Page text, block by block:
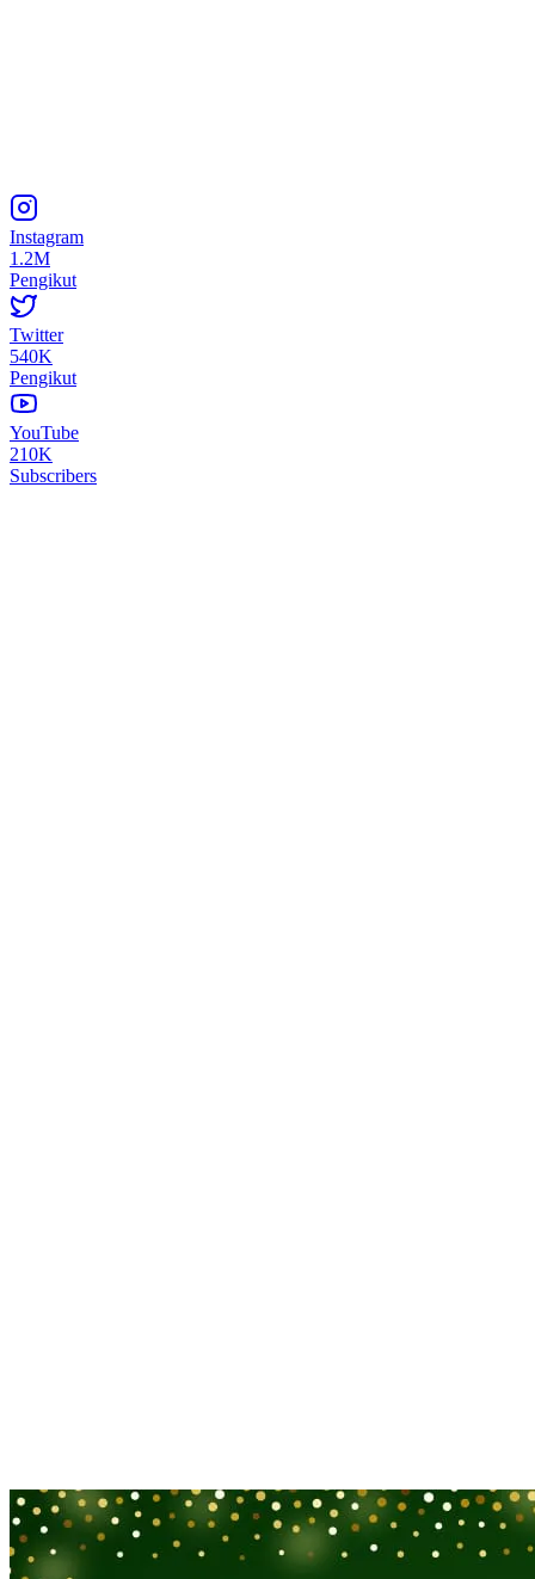
Instagram
1.2M
Pengikut
Twitter
540K
Pengikut
YouTube
210K
Subscribers